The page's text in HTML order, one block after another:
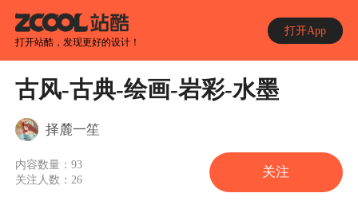
打开站酷，发现更好的设计！
打开App
古风-古典-绘画-岩彩-水墨
择麓一笙
内容数量：93
关注人数： 26
关注